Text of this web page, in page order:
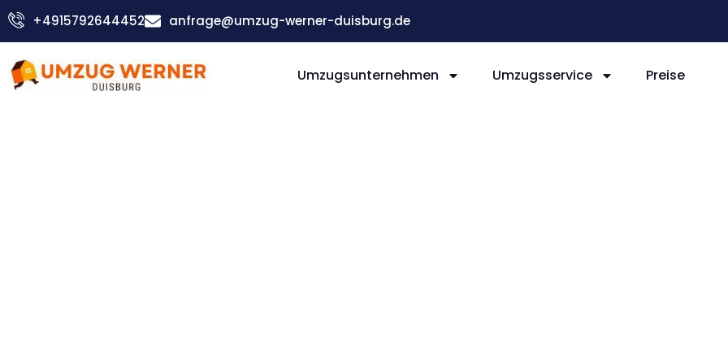
Zum
Inhalt
+4915792644452 anfrage@umzug-werner-duisburg.de
Umzugsunternehmen Umzugsservice Preise